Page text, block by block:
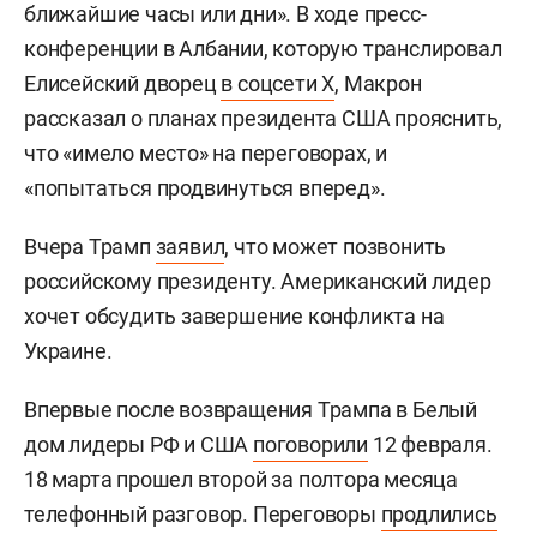
ближайшие часы или дни». В ходе пресс-
конференции в Албании, которую транслировал
Елисейский дворецв соцсети Х, Макрон
рассказал о планах президента США прояснить,
что «имело место» на переговорах, и
«попытаться продвинуться вперед».
Вчера Трамп заявил, что может позвонить
российскому президенту. Американский лидер
хочет обсудить завершение конфликта на
Украине.
Впервые после возвращения Трампа в Белый
дом лидеры РФ и США поговорили 12 февраля.
18 марта прошел второй за полтора месяца
телефонный разговор. Переговоры продлились